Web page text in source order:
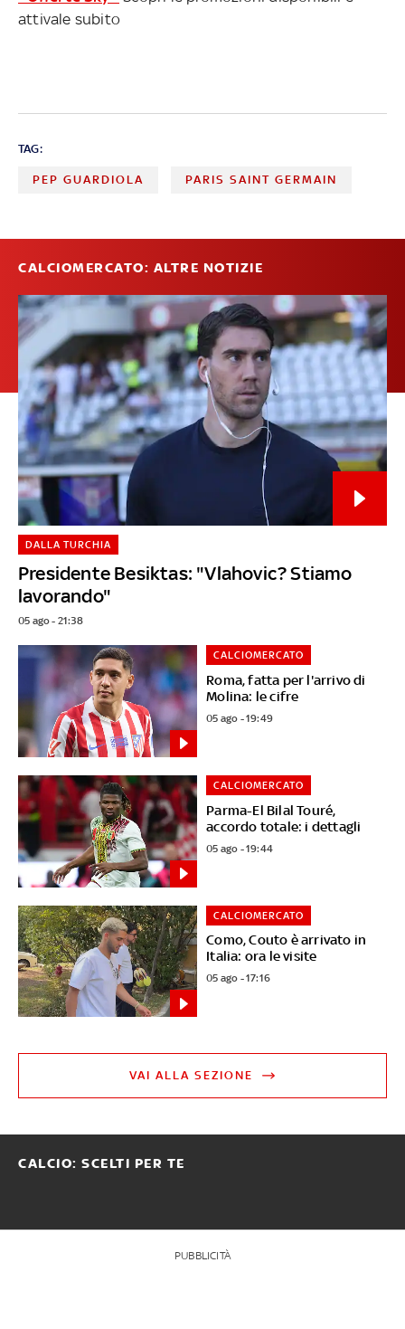
attivale subito
TAG:
PEP GUARDIOLA PARIS SAINT GERMAIN
CALCIOMERCATO: ALTRE NOTIZIE
Presidente Besiktas: "Vlahovic? Stiamo
lavorando"
DALLA TURCHIA
05 ago - 21:38
Roma, fatta per l'arrivo di
Molina: le cifre
CALCIOMERCATO
05 ago - 19:49
Parma-El Bilal Touré,
accordo totale: i dettagli
CALCIOMERCATO
05 ago - 19:44
Como, Couto è arrivato in
Italia: ora le visite
CALCIOMERCATO
05 ago - 17:16
VAI ALLA SEZIONE
CALCIO: SCELTI PER TE
PUBBLICITÀ